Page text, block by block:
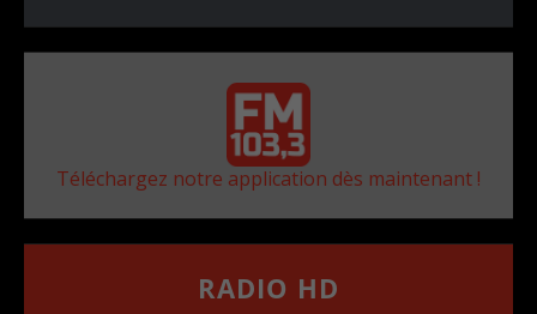
Téléchargez notre application dès maintenant !
RADIO HD